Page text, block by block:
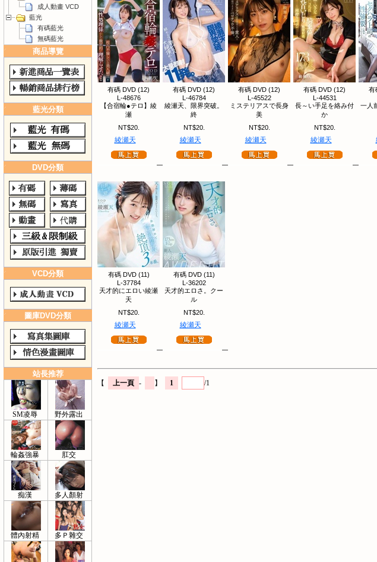
成人動畫 VCD
藍光
有碼藍光
無碼藍光
商品導覽
藍光分類
DVD分類
VCD分類
圖庫DVD分類
站長推荐
SM凌辱 野外露出
輪姦強暴 肛交
痴漢 多人顏射
體內射精 多Ｐ雜交
有碼 DVD (12)
L-48676
【合宿輪●テロ】綾
瀬
NT$20.
綾瀬天
有碼 DVD (12)
L-46784
綾瀬天、限界突破。
終
NT$20.
綾瀬天
有碼 DVD (12)
L-45522
ミステリアスで長身
美
NT$20.
綾瀬天
有碼 DVD (12)
L-44531
長～い手足を絡み付
か
NT$20.
綾瀬天
有
一人
有碼 DVD (11)
L-37784
天才的にエロい綾瀬
天
NT$20.
綾瀬天
有碼 DVD (11)
L-36202
天才的エロさ。クー
ル
NT$20.
綾瀬天
【 上一頁 - 】 1 /1